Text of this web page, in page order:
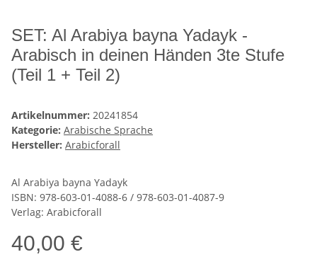
SET: Al Arabiya bayna Yadayk -
Arabisch in deinen Händen 3te Stufe
(Teil 1 + Teil 2)
Artikelnummer: 20241854
Kategorie: Arabische Sprache
Hersteller: Arabicforall
Al Arabiya bayna Yadayk
ISBN: 978-603-01-4088-6 / 978-603-01-4087-9
Verlag: Arabicforall
40,00 €